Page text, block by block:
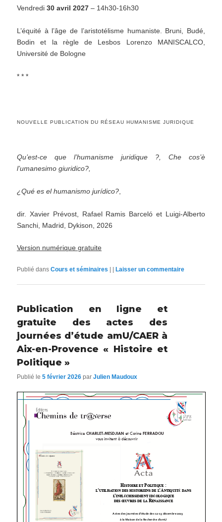
Vendredi30 avril 2027– 14h30-16h30
L’équité à l’âge de l’aristotélisme humaniste. Bruni, Budé,
Bodin et la règle de Lesbos Lorenzo MANISCALCO,
Université de Bologne
* * *
NOUVELLE PUBLICATION DU RÉSEAU HUMANISME JURIDIQUE
Qu’est-ce que l’humanisme juridique ?, Che cos’è
l’umanesimo giuridico?,
¿Qué es el humanismo jurídico?
dir. Xavier Prévost, Rafael Ramis Barceló et Luigi-Alberto
Sanchi, Madrid, Dykison, 2026
Version numérique gratuite
Publié dans Cours et séminaires Laisser un commentaire
Publication en ligne et
gratuite des actes des
journées d’étude amU/CAER à
Aix-en-Provence « Histoire et
Politique »
Publié le5 février 2026 parJulien Maudoux